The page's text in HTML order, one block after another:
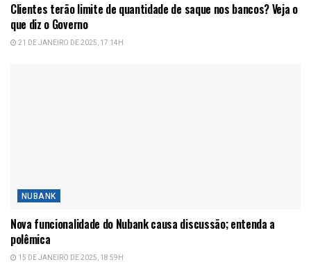
Clientes terão limite de quantidade de saque nos bancos? Veja o
que diz o Governo
21 DE JANEIRO DE 2025, 17:14H
NUBANK
Nova funcionalidade do Nubank causa discussão; entenda a
polêmica
15 DE JANEIRO DE 2025, 18:59H